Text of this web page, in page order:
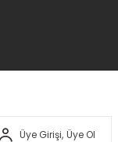
Üye Girişi, Üye Ol